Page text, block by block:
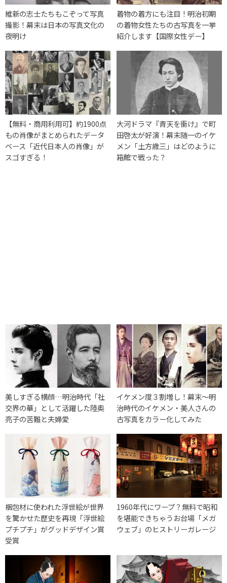
維新の志士たちもこぞって写真
撮影！幕末は日本の写真文化の
夜明け
着物の着方にも注目！明治初期
の着物女性たちの古写真を一挙
紹介します【国際女性デー】
【無料・商用利用可】約1900点
もの肖像がまとめられたデータ
ベース「近代日本人の肖像」が
スゴすぎる！
大河ドラマ『青天を衝け』で町
田啓太が好演！幕末随一のイケ
メン「土方歳三」はどのように
箱館で戦った？
美しすぎる横顔…明治時代「社
交界の華」として活躍した陸奥
亮子の苦難と夫婦愛
イケメン度３割増し！幕末〜明
治時代のイケメン・美人さんの
古写真をカラー化してみた
梱包材に使われた浮世絵が世界
を驚かせた歴史を再現「浮世絵
プチプチ」がグッドデザイン賞
受賞
1960年代にワープ？無料で昭和
を堪能できちゃうお台場「メガ
ウェブ」のヒストリーガレージ